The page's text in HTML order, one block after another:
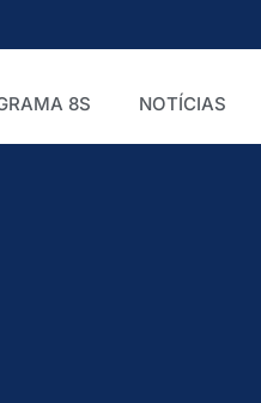
8S NOTÍCIAS